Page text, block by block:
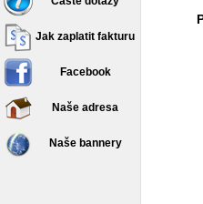
Jak zaplatit fakturu
Facebook
Naše adresa
Naše bannery